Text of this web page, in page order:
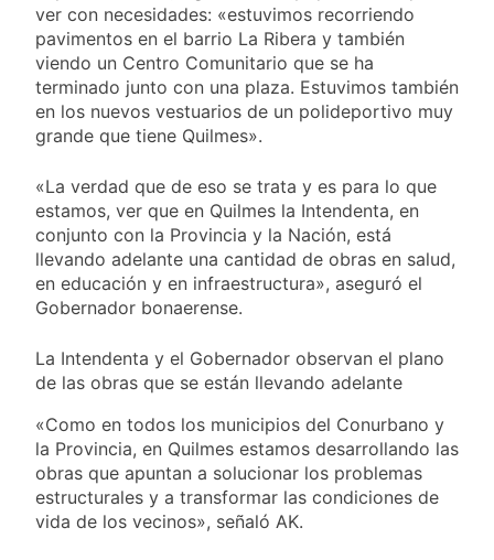
ver con necesidades: «estuvimos recorriendo
pavimentos en el barrio La Ribera y también
viendo un Centro Comunitario que se ha
terminado junto con una plaza. Estuvimos también
en los nuevos vestuarios de un polideportivo muy
grande que tiene Quilmes».
«La verdad que de eso se trata y es para lo que
estamos, ver que en Quilmes la Intendenta, en
conjunto con la Provincia y la Nación, está
llevando adelante una cantidad de obras en salud,
en educación y en infraestructura», aseguró el
Gobernador bonaerense.
La Intendenta y el Gobernador observan el plano
de las obras que se están llevando adelante
«Como en todos los municipios del Conurbano y
la Provincia, en Quilmes estamos desarrollando las
obras que apuntan a solucionar los problemas
estructurales y a transformar las condiciones de
vida de los vecinos», señaló AK.